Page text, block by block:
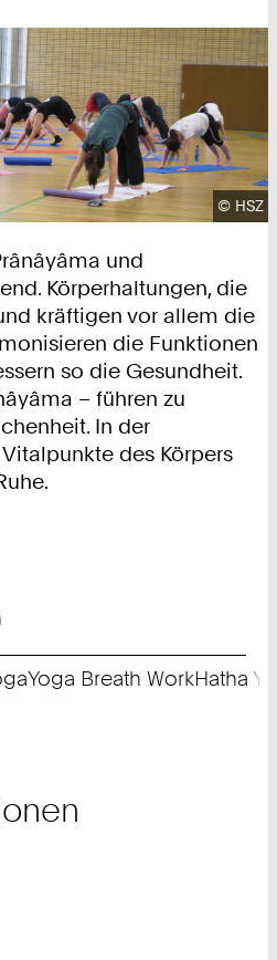
© HSZ
und
Körperhaltungen, die
kräftigen vor allem die
die Funktionen
so die Gesundheit.
– führen zu
In der
des Körpers
Yoga Breath WorkHatha